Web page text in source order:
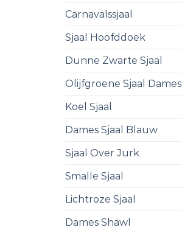
Carnavalssjaal
Sjaal Hoofddoek
Dunne Zwarte Sjaal
Olijfgroene Sjaal Dames
Koel Sjaal
Dames Sjaal Blauw
Sjaal Over Jurk
Smalle Sjaal
Lichtroze Sjaal
Dames Shawl